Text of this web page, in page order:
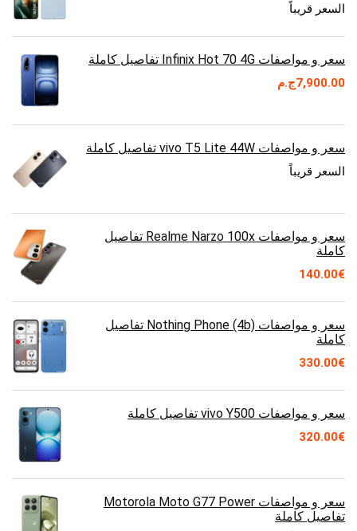
السعر قريباً
سعر و مواصفات Infinix Hot 70 4G تفاصيل كاملة
ج.م7,900.00
سعر و مواصفات vivo T5 Lite 44W تفاصيل كاملة
السعر قريباً
سعر و مواصفات Realme Narzo 100x تفاصيل
كاملة
€
140.00
سعر و مواصفات Nothing Phone (4b) تفاصيل
كاملة
€
330.00
سعر و مواصفات vivo Y500 تفاصيل كاملة
€
320.00
سعر و مواصفات Motorola Moto G77 Power
تفاصيل كاملة